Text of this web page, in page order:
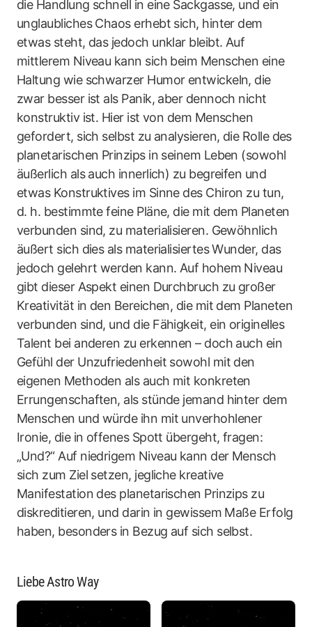
die Handlung schnell in eine Sackgasse, und ein
unglaubliches Chaos erhebt sich, hinter dem
etwas steht, das jedoch unklar bleibt. Auf
mittlerem Niveau kann sich beim Menschen eine
Haltung wie schwarzer Humor entwickeln, die
zwar besser ist als Panik, aber dennoch nicht
konstruktiv ist. Hier ist von dem Menschen
gefordert, sich selbst zu analysieren, die Rolle des
planetarischen Prinzips in seinem Leben (sowohl
äußerlich als auch innerlich) zu begreifen und
etwas Konstruktives im Sinne des Chiron zu tun,
d. h. bestimmte feine Pläne, die mit dem Planeten
verbunden sind, zu materialisieren. Gewöhnlich
äußert sich dies als materialisiertes Wunder, das
jedoch gelehrt werden kann. Auf hohem Niveau
gibt dieser Aspekt einen Durchbruch zu großer
Kreativität in den Bereichen, die mit dem Planeten
verbunden sind, und die Fähigkeit, ein originelles
Talent bei anderen zu erkennen – doch auch ein
Gefühl der Unzufriedenheit sowohl mit den
eigenen Methoden als auch mit konkreten
Errungenschaften, als stünde jemand hinter dem
Menschen und würde ihn mit unverhohlener
Ironie, die in offenes Spott übergeht, fragen:
„Und?“ Auf niedrigem Niveau kann der Mensch
sich zum Ziel setzen, jegliche kreative
Manifestation des planetarischen Prinzips zu
diskreditieren, und darin in gewissem Maße Erfolg
haben, besonders in Bezug auf sich selbst.
Liebe Astro Way